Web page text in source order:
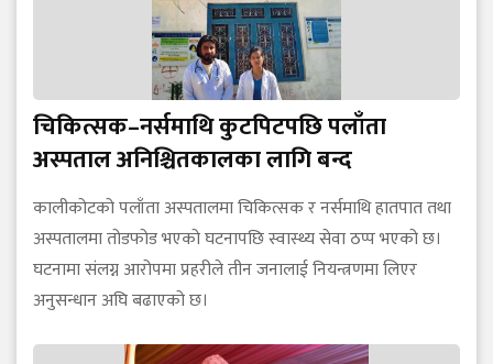
चिकित्सक–नर्समाथि कुटपिटपछि पलाँता
अस्पताल अनिश्चितकालका लागि बन्द
कालीकोटको पलाँता अस्पतालमा चिकित्सक र नर्समाथि हातपात तथा
अस्पतालमा तोडफोड भएको घटनापछि स्वास्थ्य सेवा ठप्प भएको छ।
घटनामा संलग्न आरोपमा प्रहरीले तीन जनालाई नियन्त्रणमा लिएर
अनुसन्धान अघि बढाएको छ।